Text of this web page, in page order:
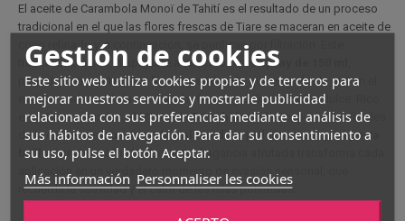
Gestión de cookies
Este sitio web utiliza cookies propias y de terceros para
mejorar nuestros servicios y mostrarle publicidad
relacionada con sus preferencias mediante el análisis de
sus hábitos de navegación. Para dar su consentimiento a
su uso, pulse el botón Aceptar.
Más información Personnaliser les cookies
El aceite de Carambola Monoï de Tahití es el resultado de un proceso
tradicional en el que las flores frescas de Tiare se maceran en aceite de
coco refinado y, a continuación, se purifican por filtración. Este
tratamiento único, disponible aquí en formatospray de 150 ml
proporciona una textura ligeray satinada que envuelve la piel en el
exótico perfume de la carambola, fresco y delicadamente dulce. Rico
en activos naturales, el Monoï de Tahitíhidratalas capas superficiales
de la epidermis,suavizandoyalisandola piel al tiempo queaporta
brilloyprotección
al cabello. Su fragancia afrutada transforma cada
aplicación en un verdadero momento de evasión sensorial, que
recuerda la suavidad y el calor de las islas polinesias.